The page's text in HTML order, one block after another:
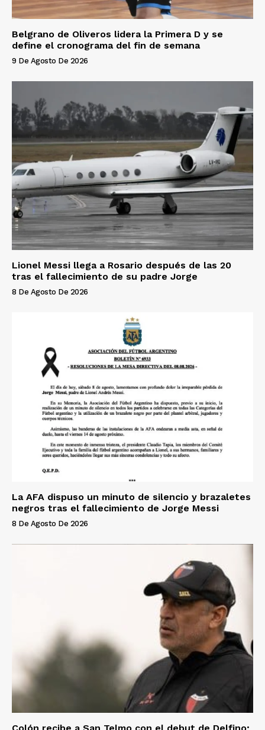
Belgrano de Oliveros lidera la Primera D y se
define el cronograma del fin de semana
9 De Agosto De 2026
Lionel Messi llega a Rosario después de las 20
tras el fallecimiento de su padre Jorge
8 De Agosto De 2026
La AFA dispuso un minuto de silencio y brazaletes
negros tras el fallecimiento de Jorge Messi
8 De Agosto De 2026